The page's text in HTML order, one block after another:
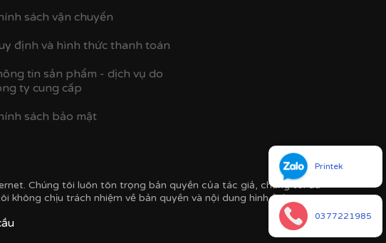
thời gian.
hoàn hảo, không bị mờ đục lại cực kỳ an toàn, chống vỡ
sách vận chuyển
định và hình thức thanh toán
tin sản phẩm - dịch vụ do
ty cung cấp
sách bảo mật
Chúng tôi luôn tôn trọng bản quyền của tác giả, chúng tôi đã
chịu trách nhiệm về bản quyền và nội dung hình ảnh.
Printek
0377221985